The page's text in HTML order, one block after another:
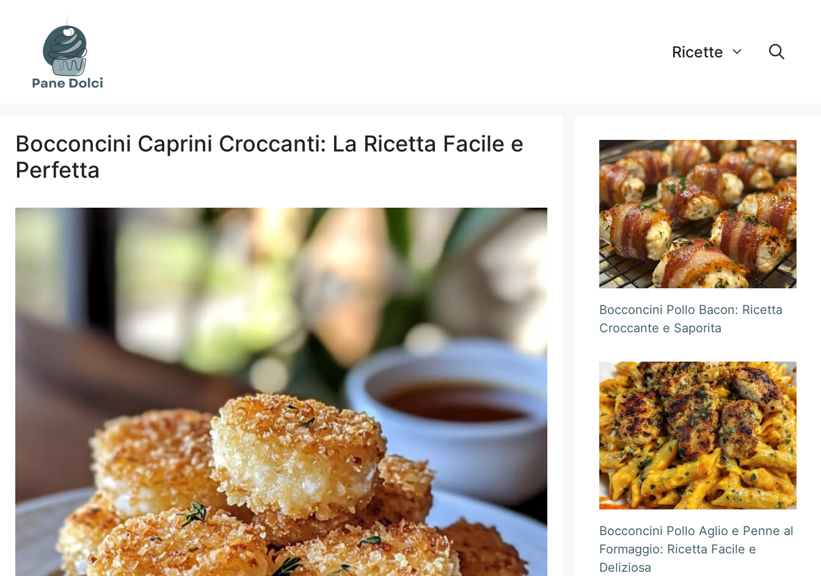
contenuto
Ricette
Bocconcini Caprini Croccanti: La Ricetta Facile e
Perfetta
Bocconcini Pollo Bacon: Ricetta
Croccante e Saporita
Bocconcini Pollo Aglio e Penne al
Formaggio: Ricetta Facile e
Deliziosa